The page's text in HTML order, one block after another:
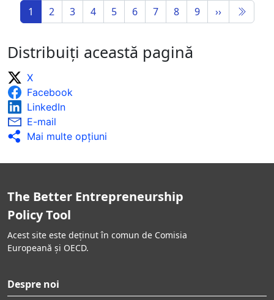
1
2 3 4 5 6 7 8 9 ››
Distribuiți această pagină
X
Facebook
LinkedIn
E-mail
Mai multe opţiuni
The Better Entrepreneurship
Policy Tool
Acest site este deținut în comun de Comisia
Europeană și OECD.
Despre noi